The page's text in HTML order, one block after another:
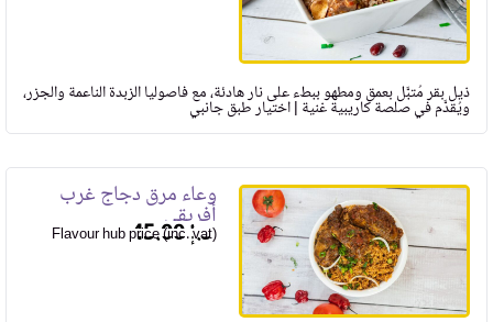
ذيل بقر مُتبَّل بعمق ومطهو ببطء على نار هادئة، مع فاصوليا الزبدة الناعمة والجزر،
ويُقدَّم في صلصة كاريبية غنية | اختيار طبق جانبي
وعاء مرق دجاج غرب
أفريقي
45.00
Flavour hub price (inc. vat)